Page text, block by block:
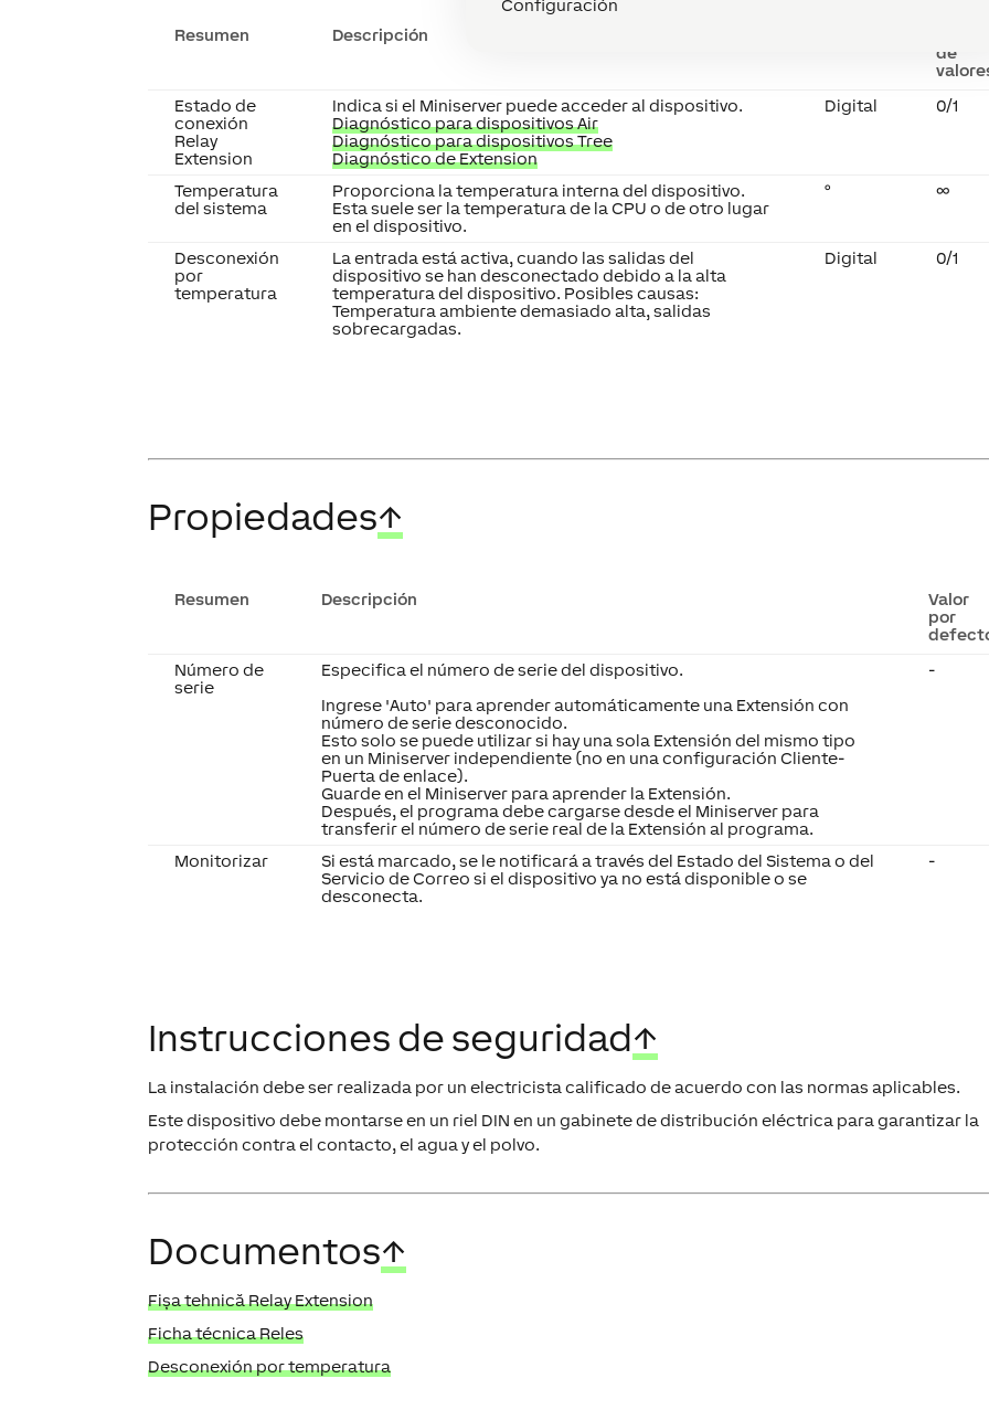
Configuración
Resumen Descripción
de
Estado de
conexión
Relay
Extension
Indica si el Miniserver puede acceder al dispositivo.
Diagnóstico para dispositivos Air
Diagnóstico para dispositivos Tree
Diagnóstico de Extension
Digital 0/1
Temperatura
del sistema
Proporciona la temperatura interna del dispositivo.
Esta suele ser la temperatura de la CPU o de otro lugar
en el dispositivo.
° ∞
Desconexión
por
temperatura
La entrada está activa, cuando las salidas del
dispositivo se han desconectado debido a la alta
temperatura del dispositivo. Posibles causas:
Temperatura ambiente demasiado alta, salidas
sobrecargadas.
Digital 0/1
Propiedades↑
Resumen Descripción
Valor
por
Número de
serie
Especifica el número de serie del dispositivo.
Ingrese 'Auto' para aprender automáticamente una Extensión con
número de serie desconocido.
Esto solo se puede utilizar si hay una sola Extensión del mismo tipo
en un Miniserver independiente (no en una configuración Cliente-
Puerta de enlace).
Guarde en el Miniserver para aprender la Extensión.
Después, el programa debe cargarse desde el Miniserver para
transferir el número de serie real de la Extensión al programa.
-
Monitorizar
Si está marcado, se le notificará a través del Estado del Sistema o del
Servicio de Correo si el dispositivo ya no está disponible o se
desconecta.
-
Instrucciones de seguridad↑
La instalación debe ser realizada por un electricista calificado de acuerdo con las normas aplicables.
Este dispositivo debe montarse en un riel DIN en un gabinete de distribución eléctrica para garantizar la
protección contra el contacto, el agua y el polvo.
Documentos↑
Fișa tehnică Relay Extension
Ficha técnica Reles
Desconexión por temperatura